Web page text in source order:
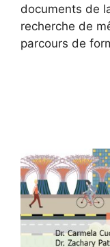
documents de
recherche de
parcours de